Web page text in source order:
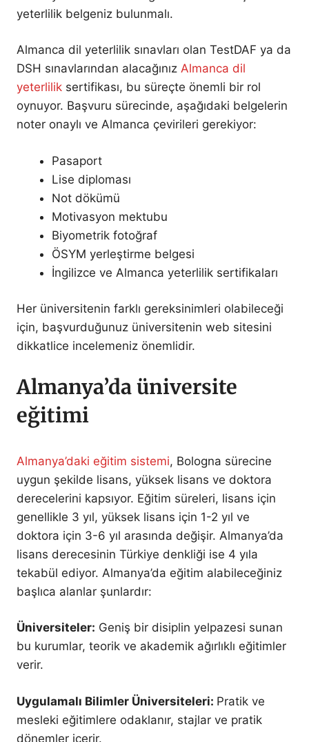
yeterlilik belgeniz bulunmalı.
Almanca dil yeterlilik sınavları olan TestDAF ya da
DSH sınavlarından alacağınız Almanca dil
yeterlilik sertifikası, bu süreçte önemli bir rol
oynuyor. Başvuru sürecinde, aşağıdaki belgelerin
noter onaylı ve Almanca çevirileri gerekiyor:
Pasaport
Lise diploması
Not dökümü
Motivasyon mektubu
Biyometrik fotoğraf
ÖSYM yerleştirme belgesi
İngilizce ve Almanca yeterlilik sertifikaları
Her üniversitenin farklı gereksinimleri olabileceği
için, başvurduğunuz üniversitenin web sitesini
dikkatlice incelemeniz önemlidir.
Almanya’da üniversite
eğitimi
Almanya’daki eğitim sistemi, Bologna sürecine
uygun şekilde lisans, yüksek lisans ve doktora
derecelerini kapsıyor. Eğitim süreleri, lisans için
genellikle 3 yıl, yüksek lisans için 1-2 yıl ve
doktora için 3-6 yıl arasında değişir. Almanya’da
lisans derecesinin Türkiye denkliği ise 4 yıla
tekabül ediyor. Almanya’da eğitim alabileceğiniz
başlıca alanlar şunlardır:
Üniversiteler: Geniş bir disiplin yelpazesi sunan
bu kurumlar, teorik ve akademik ağırlıklı eğitimler
verir.
Uygulamalı Bilimler Üniversiteleri: Pratik ve
mesleki eğitimlere odaklanır, stajlar ve pratik
dönemler içerir.